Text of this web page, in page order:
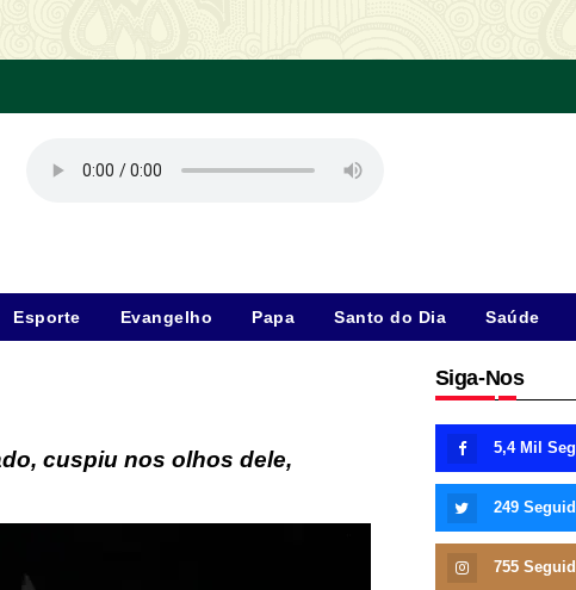
Esporte Evangelho Papa Santo do Dia Saúde
cuspiu nos olhos dele,
Siga-Nos
5,4 Mil
249
755